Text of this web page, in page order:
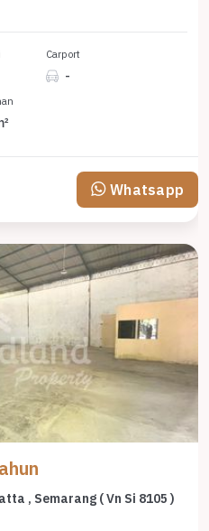
Carport
-
Whatsapp
, Semarang ( Vn Si 8105 )